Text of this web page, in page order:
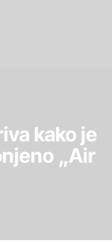
kako je
„Air